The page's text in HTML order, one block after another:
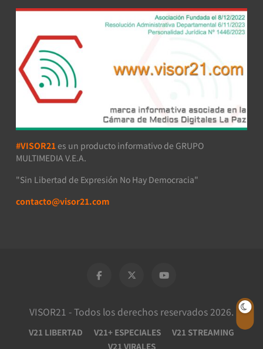
#VISOR21 es un producto informativo de GRUPO
MULTIMEDIA V.E.A.
"Sin Libertad de Expresión No Hay Democracia"
contacto@visor21.com
VISOR21 - Todos los derechos reservados 2026.
V21 LIBERTAD V21+ ESPECIALES
V21 STREAMING
V21 VIRALES